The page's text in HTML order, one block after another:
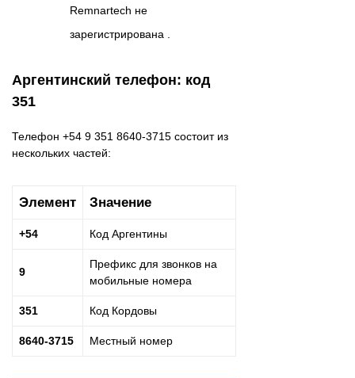
Remnartech не
зарегистрирована .
Аргентинский телефон: код
351
Телефон +54 9 351 8640-3715 состоит из
нескольких частей:
Элемент Значение
+54 Код Аргентины
9
Префикс для звонков на
мобильные номера
351 Код Кордовы
8640-3715 Местный номер